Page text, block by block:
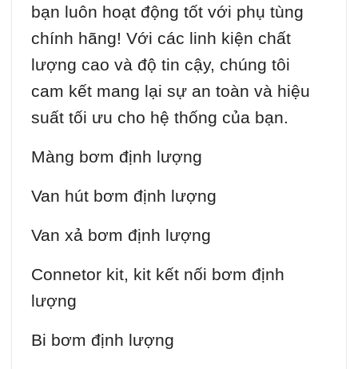
bạn luôn hoạt động tốt với phụ tùng
chính hãng! Với các linh kiện chất
lượng cao và độ tin cậy, chúng tôi
cam kết mang lại sự an toàn và hiệu
suất tối ưu cho hệ thống của bạn.
Màng bơm định lượng
Van hút bơm định lượng
Van xả bơm định lượng
Connetor kit, kit kết nối bơm định
lượng
Bi bơm định lượng